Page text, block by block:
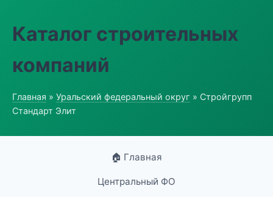
Каталог строительных
компаний
Главная » Уральский федеральный округ » Стройгрупп
Стандарт Элит
🏠 Главная
Центральный ФО